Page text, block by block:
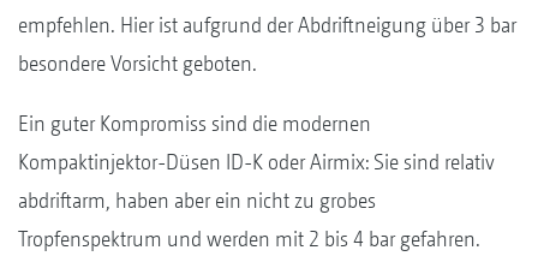
empfehlen. Hier ist aufgrund der Abdriftneigung über 3 bar
besondere Vorsicht geboten.
Ein guter Kompromiss sind die modernen
Kompaktinjektor-Düsen ID-K oder Airmix: Sie sind relativ
abdriftarm, haben aber ein nicht zu grobes
Tropfenspektrum und werden mit 2 bis 4 bar gefahren.